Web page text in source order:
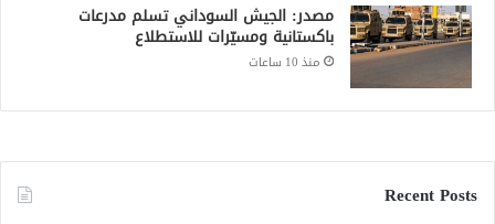
مصدر: الجيش السوداني تسلم مدرعات
باكستانية ومسيّرات للاستطلاع
منذ 10 ساعات
Recent Posts